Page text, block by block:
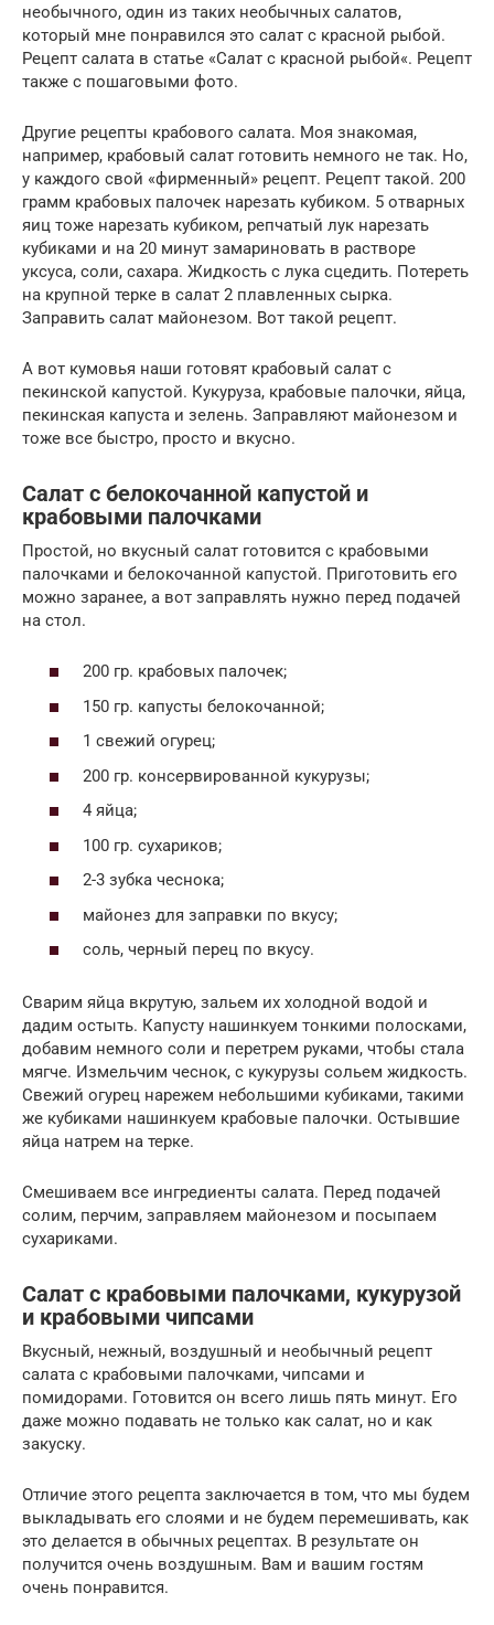
необычного, один из таких необычных салатов,
который мне понравился это салат с красной рыбой.
Рецепт салата в статье «Салат с красной рыбой«. Рецепт
также с пошаговыми фото.
Другие рецепты крабового салата. Моя знакомая,
например, крабовый салат готовить немного не так. Но,
у каждого свой «фирменный» рецепт. Рецепт такой. 200
грамм крабовых палочек нарезать кубиком. 5 отварных
яиц тоже нарезать кубиком, репчатый лук нарезать
кубиками и на 20 минут замариновать в растворе
уксуса, соли, сахара. Жидкость с лука сцедить. Потереть
на крупной терке в салат 2 плавленных сырка.
Заправить салат майонезом. Вот такой рецепт.
А вот кумовья наши готовят крабовый салат с
пекинской капустой. Кукуруза, крабовые палочки, яйца,
пекинская капуста и зелень. Заправляют майонезом и
тоже все быстро, просто и вкусно.
Салат с белокочанной капустой и
крабовыми палочками
Простой, но вкусный салат готовится с крабовыми
палочками и белокочанной капустой. Приготовить его
можно заранее, а вот заправлять нужно перед подачей
на стол.
200 гр. крабовых палочек;
150 гр. капусты белокочанной;
1 свежий огурец;
200 гр. консервированной кукурузы;
4 яйца;
100 гр. сухариков;
2-3 зубка чеснока;
майонез для заправки по вкусу;
соль, черный перец по вкусу.
Сварим яйца вкрутую, зальем их холодной водой и
дадим остыть. Капусту нашинкуем тонкими полосками,
добавим немного соли и перетрем руками, чтобы стала
мягче. Измельчим чеснок, с кукурузы сольем жидкость.
Свежий огурец нарежем небольшими кубиками, такими
же кубиками нашинкуем крабовые палочки. Остывшие
яйца натрем на терке.
Смешиваем все ингредиенты салата. Перед подачей
солим, перчим, заправляем майонезом и посыпаем
сухариками.
Салат с крабовыми палочками, кукурузой
и крабовыми чипсами
Вкусный, нежный, воздушный и необычный рецепт
салата с крабовыми палочками, чипсами и
помидорами. Готовится он всего лишь пять минут. Его
даже можно подавать не только как салат, но и как
закуску.
Отличие этого рецепта заключается в том, что мы будем
выкладывать его слоями и не будем перемешивать, как
это делается в обычных рецептах. В результате он
получится очень воздушным. Вам и вашим гостям
очень понравится.